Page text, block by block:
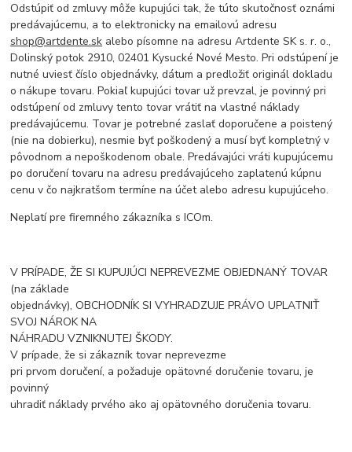
Odstúpiť od zmluvy môže kupujúci tak, že túto skutočnosť oznámi
predávajúcemu, a to elektronicky na emailovú adresu
shop@artdente.sk alebo písomne na adresu Artdente SK s. r. o.,
Dolinský potok 2910, 02401 Kysucké Nové Mesto. Pri odstúpení je
nutné uviesť číslo objednávky, dátum a predložiť originál dokladu
o nákupe tovaru. Pokiaľ kupujúci tovar už prevzal, je povinný pri
odstúpení od zmluvy tento tovar vrátiť na vlastné náklady
predávajúcemu. Tovar je potrebné zaslať doporučene a poistený
(nie na dobierku), nesmie byť poškodený a musí byť kompletný v
pôvodnom a nepoškodenom obale. Predávajúci vráti kupujúcemu
po doručení tovaru na adresu predávajúceho zaplatenú kúpnu
cenu v čo najkratšom termíne na účet alebo adresu kupujúceho.
Neplatí pre firemného zákazníka s ICOm.
V PRÍPADE, ŽE SI KUPUJÚCI NEPREVEZME OBJEDNANÝ TOVAR
(na základe
objednávky), OBCHODNÍK SI VYHRADZUJE PRÁVO UPLATNIŤ
SVOJ NÁROK NA
NÁHRADU VZNIKNUTEJ ŠKODY.
V prípade, že si zákazník tovar neprevezme
pri prvom doručení, a požaduje opätovné doručenie tovaru, je
povinný
uhradiť náklady prvého ako aj opätovného doručenia tovaru.